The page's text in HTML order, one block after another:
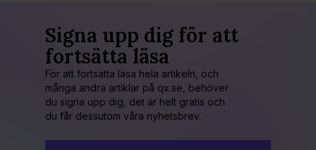
Signa upp dig för att
fortsätta läsa
För att fortsätta läsa hela artikeln, och
många andra artiklar på qx.se, behöver
du signa upp dig, det är helt gratis och
du får dessutom våra nyhetsbrev.